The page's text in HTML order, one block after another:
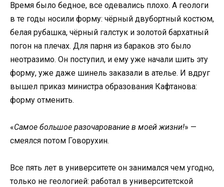
Время было бедное, все одевались плохо. А геологи
в те годы носили форму: чёрный двубортный костюм,
белая рубашка, чёрный галстук и золотой бархатный
погон на плечах. Для парня из бараков это было
неотразимо. Он поступил, и ему уже начали шить эту
форму, уже даже шинель заказали в ателье. И вдруг
вышел приказ министра образования Кафтанова:
форму отменить.
«Самое большое разочарование в моей жизни!» —
смеялся потом Говорухин.
Все пять лет в университете он занимался чем угодно,
только не геологией: работал в университетской